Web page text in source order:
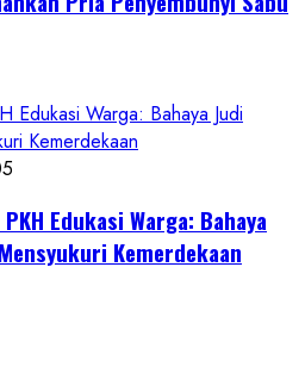
Edukasi Warga: Bahaya Judi
Kemerdekaan
Edukasi Warga: Bahaya
Kemerdekaan